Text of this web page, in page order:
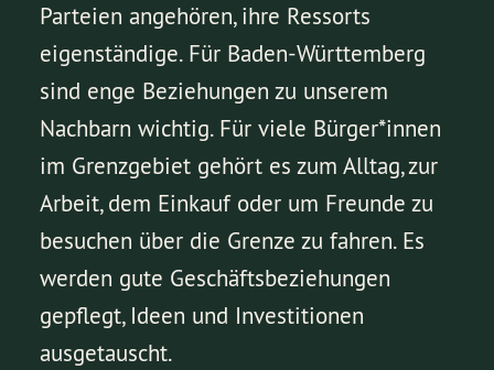
Parteien angehören, ihre Ressorts
eigenständige. Für Baden-Württemberg
sind enge Beziehungen zu unserem
Nachbarn wichtig. Für viele Bürger*innen
im Grenzgebiet gehört es zum Alltag, zur
Arbeit, dem Einkauf oder um Freunde zu
besuchen über die Grenze zu fahren. Es
werden gute Geschäftsbeziehungen
gepflegt, Ideen und Investitionen
ausgetauscht.